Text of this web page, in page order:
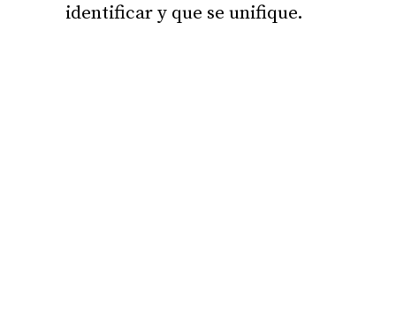
identificar y que se unifique.